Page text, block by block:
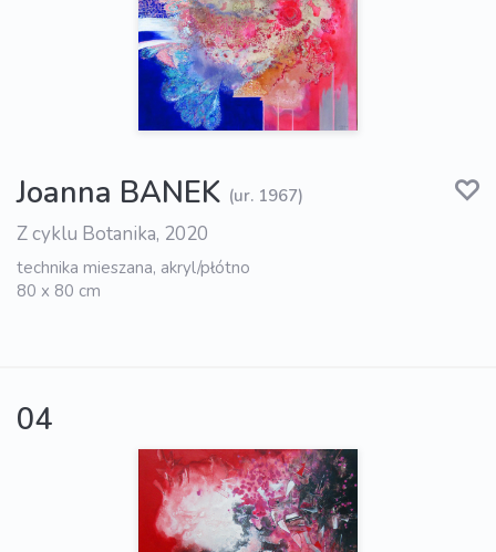
Joanna BANEK (ur. 1967)
Z cyklu Botanika, 2020
technika mieszana, akryl/płótno
80 x 80 cm
04